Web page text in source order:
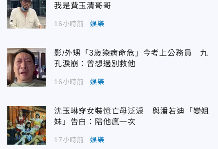
我是費玉清哥哥
16小時前 娛樂
影/外甥「3歲染病命危」今考上公務員 九
孔淚崩：曾想過別救他
16小時前 娛樂
沈玉琳穿女裝憶亡母泛淚 與潘若迪「變姐
妹」告白：陪他瘋一次
17小時前 娛樂